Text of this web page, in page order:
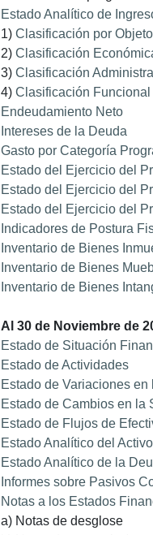
Estado Analítico de
1) Clasificación por
2) Clasificación
3) Clasificación
4) Clasificación
Endeudamiento Neto
Intereses de la Deuda
Gasto por Categoría
Estado del Ejercicio del
Estado del Ejercicio del
Estado del Ejercicio del
Indicadores de Postura
Inventario de Bienes
Inventario de Bienes
Inventario de Bienes
Al 30 de Noviembre de
Estado de Situación
Estado de Actividades
Estado de Variaciones
Estado de Cambios en la
Estado de Flujos de
Estado Analítico del Activo
Estado Analítico de la
Informes sobre Pasivos
Notas a los Estados
a) Notas de desglose